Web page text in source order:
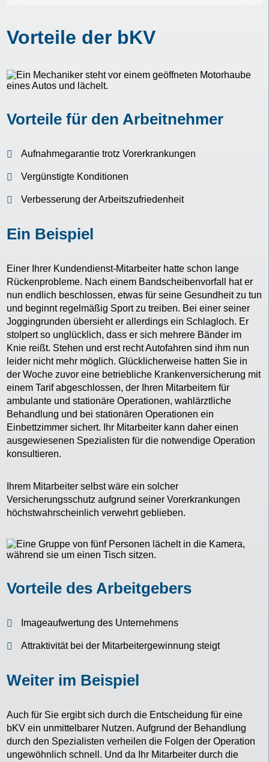
Vorteile der bKV
Vorteile für den Arbeitnehmer
Aufnahmegarantie trotz Vorerkrankungen
Vergünstigte Konditionen
Verbesserung der Arbeitszufriedenheit
Ein Beispiel
Einer Ihrer Kundendienst-Mitarbeiter hatte schon lange
Rückenprobleme. Nach einem Bandscheibenvorfall hat er
nun endlich beschlossen, etwas für seine Gesundheit zu tun
und beginnt regelmäßig Sport zu treiben. Bei einer seiner
Joggingrunden übersieht er allerdings ein Schlagloch. Er
stolpert so unglücklich, dass er sich mehrere Bänder im
Knie reißt. Stehen und erst recht Autofahren sind ihm nun
leider nicht mehr möglich. Glücklicherweise hatten Sie in
der Woche zuvor eine betriebliche Krankenversicherung mit
einem Tarif abgeschlossen, der Ihren Mitarbeitern für
ambulante und stationäre Operationen, wahlärztliche
Behandlung und bei stationären Operationen ein
Einbettzimmer sichert. Ihr Mitarbeiter kann daher einen
ausgewiesenen Spezialisten für die notwendige Operation
konsultieren.
Ihrem Mitarbeiter selbst wäre ein solcher
Versicherungsschutz aufgrund seiner Vorerkrankungen
höchstwahrscheinlich verwehrt geblieben.
Vorteile des Arbeitgebers
Imageaufwertung des Unternehmens
Attraktivität bei der Mitarbeitergewinnung steigt
Weiter im Beispiel
Auch für Sie ergibt sich durch die Entscheidung für eine
bKV ein unmittelbarer Nutzen. Aufgrund der Behandlung
durch den Spezialisten verheilen die Folgen der Operation
ungewöhnlich schnell. Und da Ihr Mitarbeiter durch die